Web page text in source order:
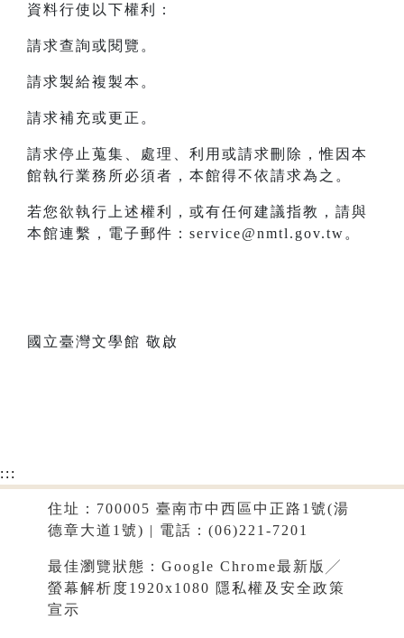
資料行使以下權利：
請求查詢或閱覽。
請求製給複製本。
請求補充或更正。
請求停止蒐集、處理、利用或請求刪除，惟因本
館執行業務所必須者，本館得不依請求為之。
若您欲執行上述權利，或有任何建議指教，請與
本館連繫，電子郵件：service@nmtl.gov.tw。
國立臺灣文學館 敬啟
:::
住址：700005 臺南市中西區中正路1號(湯
德章大道1號) | 電話：(06)221-7201
最佳瀏覽狀態：Google Chrome最新版╱
螢幕解析度1920x1080 隱私權及安全政策
宣示